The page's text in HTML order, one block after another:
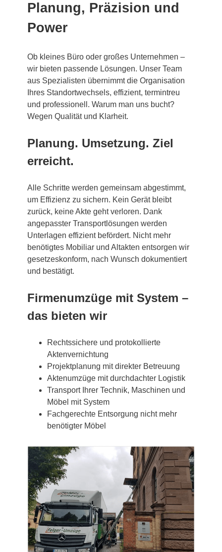
Planung, Präzision und
Power
Ob kleines Büro oder großes Unternehmen –
wir bieten passende Lösungen. Unser Team
aus Spezialisten übernimmt die Organisation
Ihres Standortwechsels, effizient, termintreu
und professionell. Warum man uns bucht?
Wegen Qualität und Klarheit.
Planung. Umsetzung. Ziel
erreicht.
Alle Schritte werden gemeinsam abgestimmt,
um Effizienz zu sichern. Kein Gerät bleibt
zurück, keine Akte geht verloren. Dank
angepasster Transportlösungen werden
Unterlagen effizient befördert. Nicht mehr
benötigtes Mobiliar und Altakten entsorgen wir
gesetzeskonform, nach Wunsch dokumentiert
und bestätigt.
Firmenumzüge mit System –
das bieten wir
Rechtssichere und protokollierte
Aktenvernichtung
Projektplanung mit direkter Betreuung
Aktenumzüge mit durchdachter Logistik
Transport Ihrer Technik, Maschinen und
Möbel mit System
Fachgerechte Entsorgung nicht mehr
benötigter Möbel